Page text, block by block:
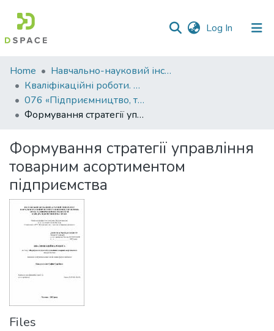
Log In (current)
Communities
&
Collections
All of DSpace
Statistics
Home
Навчально-науковий інститут економіки, управління, права та інформаційних технологій
Кваліфікаційні роботи. ННІ економіки, управління, права та ІТ
076 «Підприємництво, торгівля та біржова діяльність» - Магістри 2021-2022
Формування стратегії управління товарним асортиментом підприємства
Формування стратегії управління
товарним асортиментом
підприємства
Files